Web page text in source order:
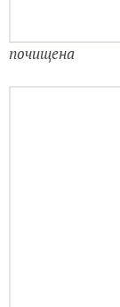
почищена